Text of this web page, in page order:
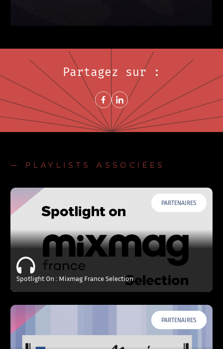
Partagez sur :
Share on FacebookNouvelle fenêtre
Share on LinkedInNouvelle fenêtre
— PLAYLISTS ASSOCIÉES
PARTENAIRES
Spotlight On : Mixmag France Selection
PARTENAIRES